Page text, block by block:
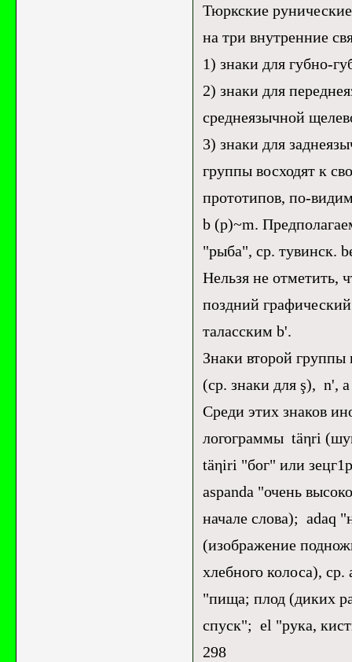
Тюркские
на три внутренние
1) знаки для губно-
2) знаки для
среднеязычной
3) знаки для
группы восходят к
прототипов, по-
b (p)~m.
"рыба", ср. тувинск.
Нельзя не отметить,
поздний
таласским b'.
Знаки второй
(ср. знаки для ş), n',
Среди этих знаков
логограммы täηri
täηiri "бог" или
aspanda "очень
начале слова); adaq
(изображение
хлебного колоса),
"пища; плод (диких
спуск"; el "рука,
298